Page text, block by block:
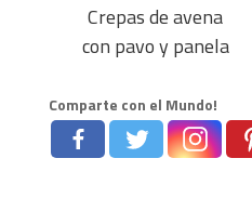
Crepas de avena
con pavo y panela
Comparte con el Mundo!